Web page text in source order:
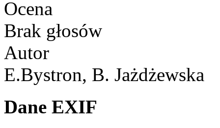
Ocena
Brak głosów
Autor
E.Bystron, B. Jażdżewska
Dane EXIF